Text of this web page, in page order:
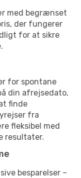
med begrænset
der fungerer
for at sikre
for spontane
din afrejsedato,
finde
fra
fleksibel med
resultater.
besparelser –